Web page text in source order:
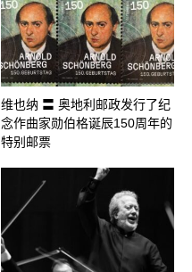
维也纳 〓 奥地利邮政发行了纪
念作曲家勋伯格诞辰150周年的
特别邮票